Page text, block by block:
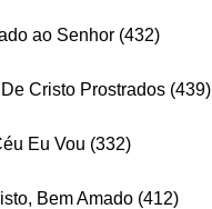
ao Senhor (432)
Cristo Prostrados (439)
Eu Vou (332)
Bem Amado (412)